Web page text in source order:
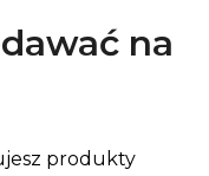
na
produkty